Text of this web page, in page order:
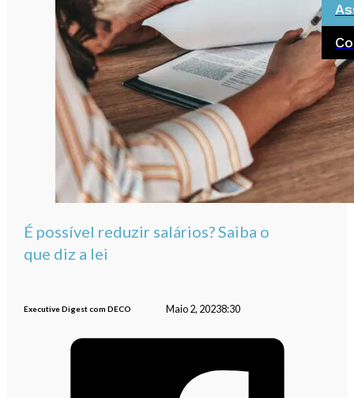
É possível reduzir salários? Saiba o
que diz a lei
Executive Digest com DECO Maio 2, 20238:30